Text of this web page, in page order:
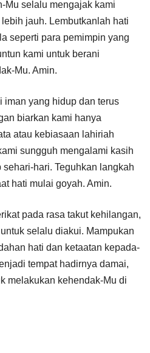
Mu selalu mengajak kami
jauh. Lembutkanlah hati
seperti para pemimpin yang
kami untuk berani
Mu. Amin.
iman yang hidup dan terus
biarkan kami hanya
atau kebiasaan lahiriah
sungguh mengalami kasih
hari. Teguhkan langkah
hati mulai goyah. Amin.
pada rasa takut kehilangan,
selalu diakui. Mampukan
hati dan ketaatan kepada-
tempat hadirnya damai,
melakukan kehendak-Mu di